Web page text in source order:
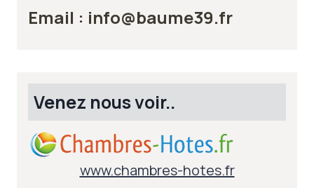
Email : info@baume39.fr
Venez nous voir..
www.chambres-hotes.fr